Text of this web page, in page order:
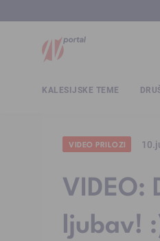
KALESIJSKE TEME
VIDEO PRILOZI
VIDEO:
ljubav!